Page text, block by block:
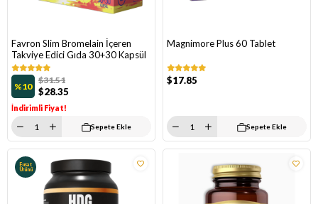
Favron Slim Bromelain İçeren
Takviye Edici Gıda 30+30 Kapsül
%10 $28.35
$31.51
İndirimli Fiyat!
Sepete Ekle
Magnimore Plus 60 Tablet
$17.85
Sepete Ekle
Fırsat
Ürünü